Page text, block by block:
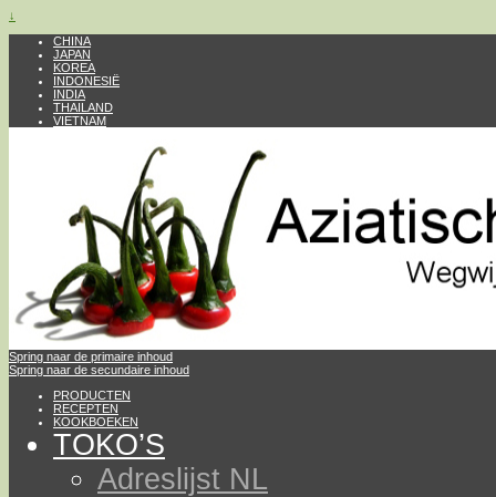
↓
CHINA
JAPAN
KOREA
INDONESIË
INDIA
THAILAND
VIETNAM
Spring naar de primaire inhoud
Spring naar de secundaire inhoud
PRODUCTEN
RECEPTEN
KOOKBOEKEN
TOKO’S
Adreslijst NL